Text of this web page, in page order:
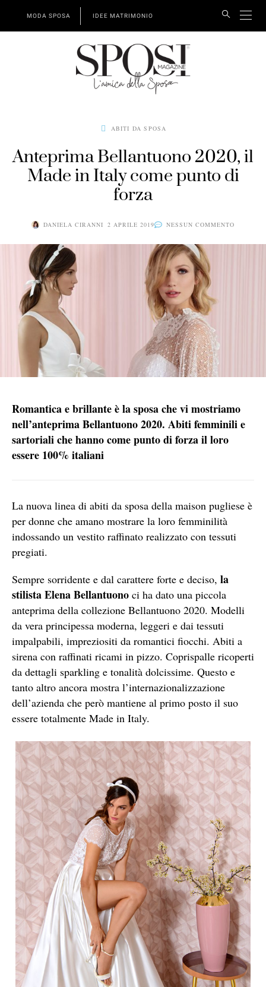
MODA SPOSA IDEE MATRIMONIO
ABITI DA SPOSA
Anteprima Bellantuono 2020, il
Made in Italy come punto di
forza
DANIELA CIRANNI 2 APRILE 2019 NESSUN COMMENTO
Romantica e brillante è la sposa che vi mostriamo
nell’anteprima Bellantuono 2020. Abiti femminili e
sartoriali che hanno come punto di forza il loro
essere 100% italiani
La nuova linea di abiti da sposa della maison pugliese è
per donne che amano mostrare la loro femminilità
indossando un vestito raffinato realizzato con tessuti
pregiati.
Sempre sorridente e dal carattere forte e deciso, la
stilista Elena Bellantuono ci ha dato una piccola
anteprima della collezione Bellantuono 2020. Modelli
da vera principessa moderna, leggeri e dai tessuti
impalpabili, impreziositi da romantici fiocchi. Abiti a
sirena con raffinati ricami in pizzo. Coprispalle ricoperti
da dettagli sparkling e tonalità dolcissime. Questo e
tanto altro ancora mostra l’internazionalizzazione
dell’azienda che però mantiene al primo posto il suo
essere totalmente Made in Italy.